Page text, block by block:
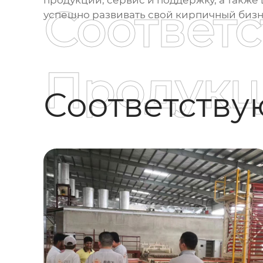
успешно развивать свой кирпичный